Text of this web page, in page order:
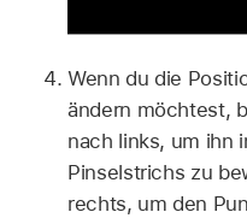
Wenn du die
ändern möchtest,
nach links, um ihn
Pinselstrichs zu
rechts, um den